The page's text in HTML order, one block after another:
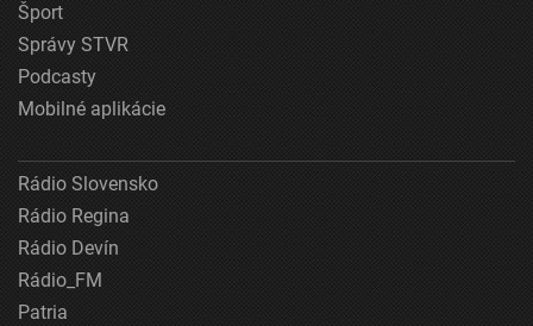
Šport
Správy STVR
Podcasty
Mobilné aplikácie
Rádio Slovensko
Rádio Regina
Rádio Devín
Rádio_FM
Patria